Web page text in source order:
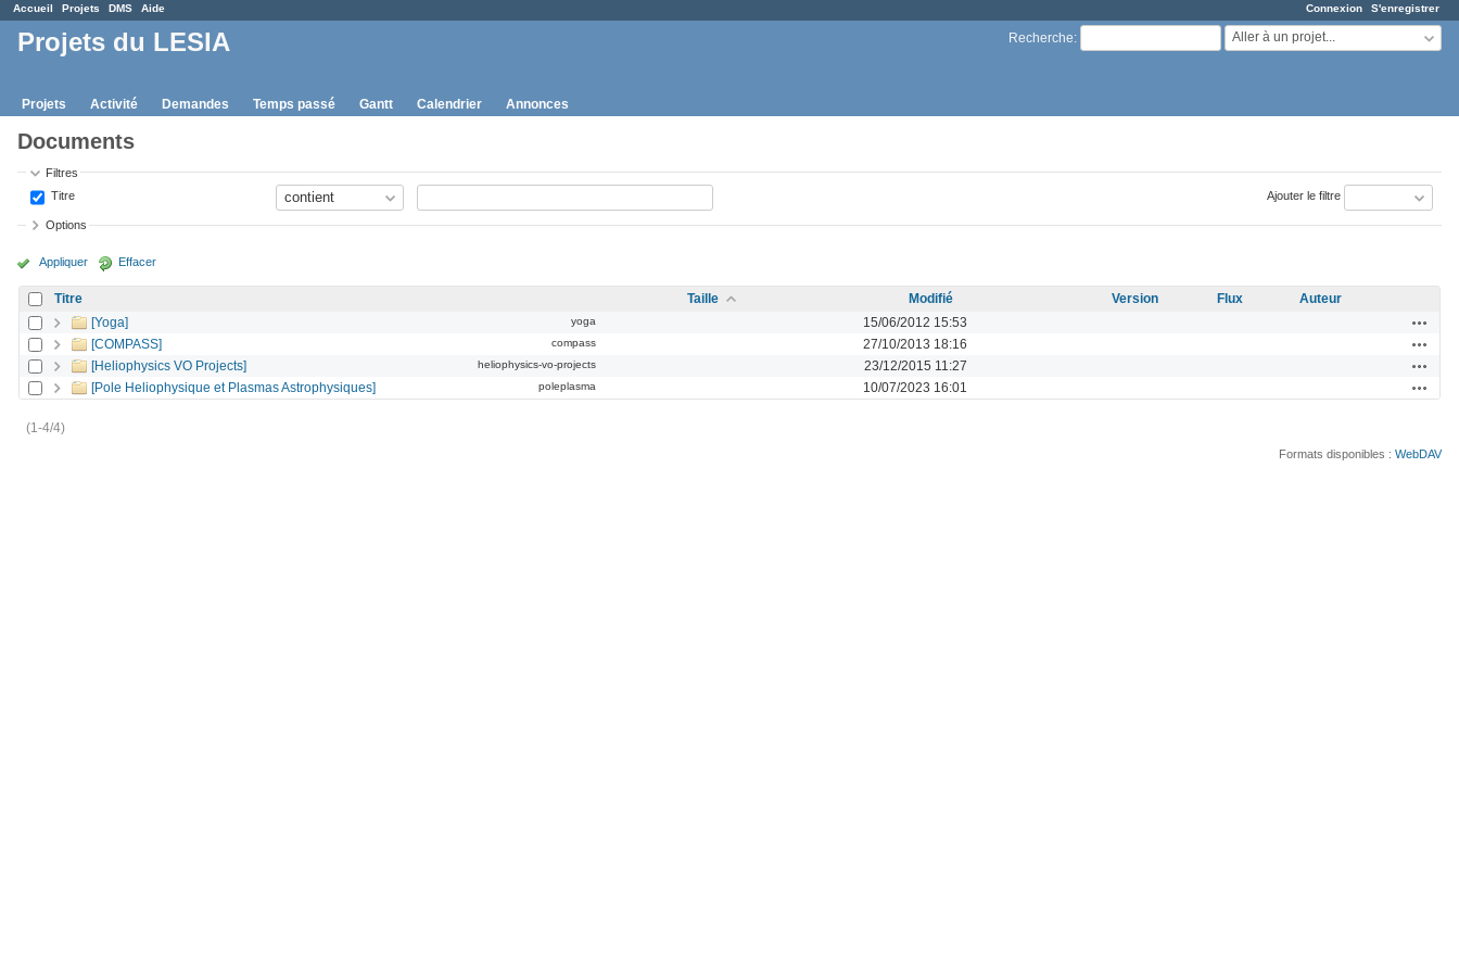
Connexion S'enregistrer
Accueil Projets DMS Aide
Recherche: Aller à un projet...
Projets du LESIA
Projets Activité Demandes Temps passé Gantt Calendrier Annonces
Documents
Filtres
Titre
Ajouter le filtre
Options
Appliquer Effacer
Titre Taille Modifié Version Flux
Auteur
[Yoga]
yoga 15/06/2012 15:53
[COMPASS] compass 27/10/2013 18:16
[Heliophysics VO Projects] heliophysics-vo-projects 23/12/2015 11:27
[Pole Heliophysique et Plasmas Astrophysiques] poleplasma 10/07/2023 16:01
(1-4/4)
Formats disponibles : WebDAV